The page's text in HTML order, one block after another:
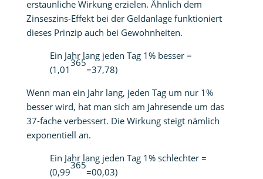
erstaunliche Wirkung erzielen. Ähnlich dem
Zinseszins-Effekt bei der Geldanlage funktioniert
dieses Prinzip auch bei Gewohnheiten.
Ein Jahr lang jeden Tag 1% besser =
(1,01
365
=37,78)
Wenn man ein Jahr lang, jeden Tag um nur 1%
besser wird, hat man sich am Jahresende um das
37-fache verbessert. Die Wirkung steigt nämlich
exponentiell an.
Ein Jahr lang jeden Tag 1% schlechter =
(0,99
365
=00,03)